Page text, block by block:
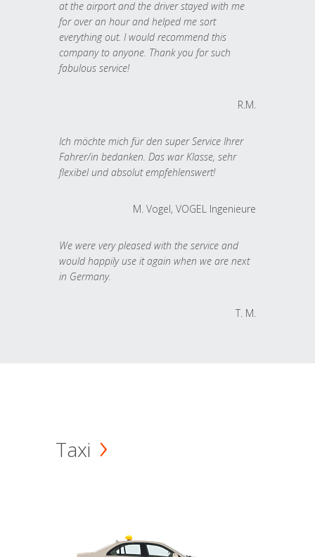
at the airport and the driver stayed with me
for over an hour and helped me sort
everything out. I would recommend this
company to anyone. Thank you for such
fabulous service!
R.M.
Ich möchte mich für den super Service Ihrer
Fahrer/in bedanken. Das war Klasse, sehr
flexibel und absolut empfehlenswert!
M. Vogel, VOGEL Ingenieure
We were very pleased with the service and
would happily use it again when we are next
in Germany.
T. M.
Taxi